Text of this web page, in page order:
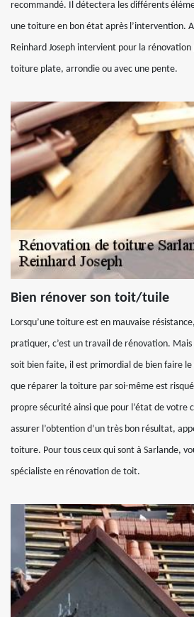
recommandé. Il détectera les différents
une toiture en bon état après l’intervention.
Reinhard Joseph intervient pour la
toiture plate, arrondie ou avec une pente.
Bien rénover son toit/tuile
Lorsqu’une toiture est en mauvaise
pratiquer, c’est un travail de rénovation.
soit bien faite, il est primordial de bien faire
que réparer la toiture par soi-même est
propre sécurité ainsi que pour l’état de votre
assurer l’obtention d’un très bon résultat,
toiture. Pour tous ceux qui sont à Sarlande,
spécialiste en rénovation de toit.